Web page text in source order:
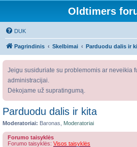
Oldtimers
DUK
Pagrindinis Skelbimai Parduodu dalis ir
Jeigu susiduriate su problemomis ar neveikia
administracijai.
Dėkojame už supratingumą.
Parduodu dalis ir kita
Moderatoriai: Baronas Moderatoriai
Forumo taisyklės
Forumo taisyklės: Visos taisyklės